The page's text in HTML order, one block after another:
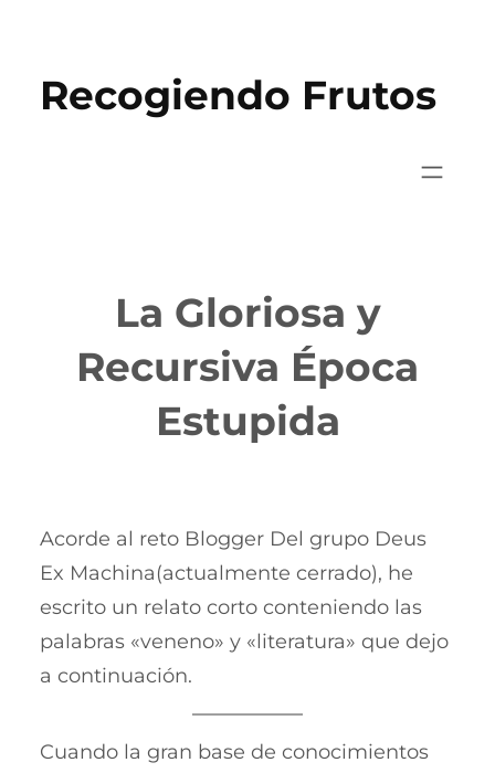
contenido
Recogiendo Frutos
La Gloriosa y
Recursiva Época
Estupida
Acorde al reto Blogger Del grupo Deus
Ex Machina(actualmente cerrado), he
escrito un relato corto conteniendo las
palabras «veneno» y «literatura» que dejo
a continuación.
Cuando la gran base de conocimientos